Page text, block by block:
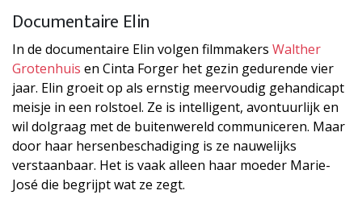
Documentaire Elin
In de documentaire Elin volgen filmmakers Walther
Grotenhuis en Cinta Forger het gezin gedurende vier
jaar. Elin groeit op als ernstig meervoudig gehandicapt
meisje in een rolstoel. Ze is intelligent, avontuurlijk en
wil dolgraag met de buitenwereld communiceren. Maar
door haar hersenbeschadiging is ze nauwelijks
verstaanbaar. Het is vaak alleen haar moeder Marie-
José die begrijpt wat ze zegt.